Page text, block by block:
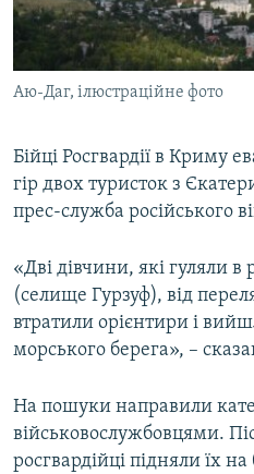
ВІДЕОУРОКИ «ELIFBE»
СВІДЧЕННЯ ОКУПАЦІЇ
УКРАЇНСЬКА ПРОБЛЕМА КРИМУ
Русский
Qırımtatar
Аю-Даг, ілюстраційне фото
Бійці Росгвардії в Криму
гір двох туристок з
прес-служба російського
«Дві дівчини, які гуляли
(селище Гурзуф), від
втратили орієнтири і
морського берега», –
На пошуки направили
військовослужбовцями.
росгвардійці підняли їх